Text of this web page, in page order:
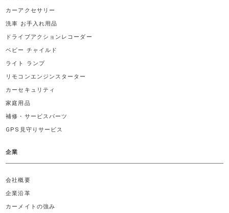
カーアクセサリー
洗車 お手入れ用品
ドライブアクションレコーダー
ベビー チャイルド
ライト ランプ
リモコンエンジンスターター
カーセキュリティ
家庭用品
補修・サービスパーツ
GPS見守りサービス
企業
会社概要
企業沿革
カーメイトの強み